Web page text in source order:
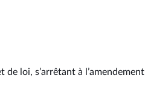
loi, s’arrêtant à l’amendement